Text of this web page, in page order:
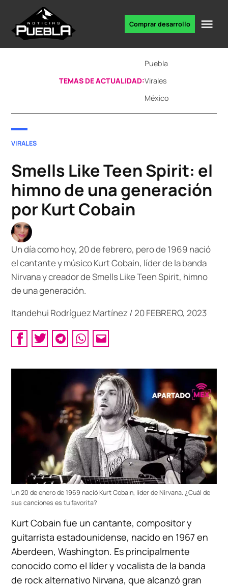
content
Comprar desarrollo
TEMAS DE ACTUALIDAD:
Puebla
Virales
México
POSTED
VIRALES
Smells Like Teen Spirit: el
himno de una generación
por Kurt Cobain
Un día como hoy, 20 de febrero, pero de 1969 nació
el cantante y músico Kurt Cobain, líder de la banda
Nirvana y creador de Smells Like Teen Spirit, himno
de una generación.
Itandehui Rodríguez Martínez /20 FEBRERO, 2023
Un 20 de enero de 1969 nació Kurt Cobain, líder de Nirvana. ¿Cuál de
sus canciones es tu favorita?
Kurt Cobain fue un cantante, compositor y
guitarrista estadounidense, nacido en 1967 en
Aberdeen, Washington. Es principalmente
conocido como el líder y vocalista de la banda
de rock alternativo Nirvana, que alcanzó gran